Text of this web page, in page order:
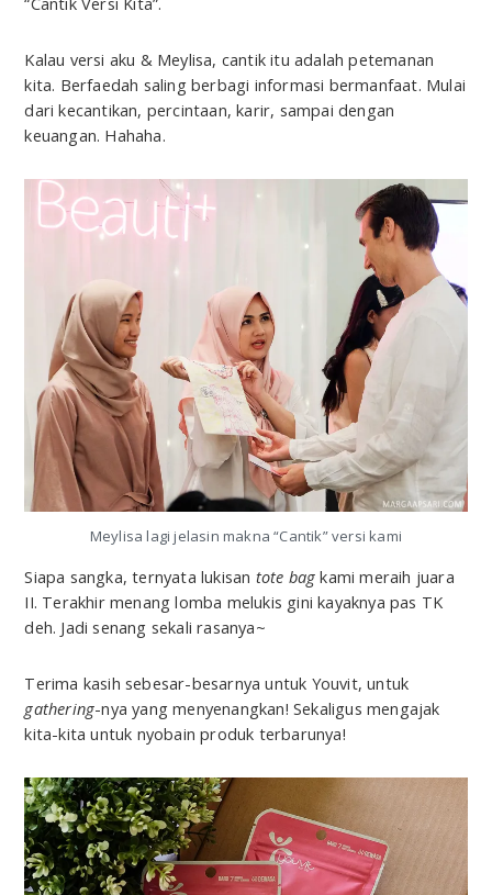
Kalau versi aku & Meylisa, cantik itu adalah petemanan
kita. Berfaedah saling berbagi informasi bermanfaat. Mulai
dari kecantikan, percintaan, karir, sampai dengan
keuangan. Hahaha.
Meylisa lagi jelasin makna “Cantik” versi kami
Siapa sangka, ternyata lukisan tote bag kami meraih juara
II. Terakhir menang lomba melukis gini kayaknya pas TK
deh. Jadi senang sekali rasanya~
Terima kasih sebesar-besarnya untuk Youvit, untuk
gathering-nya yang menyenangkan! Sekaligus mengajak
kita-kita untuk nyobain produk terbarunya!